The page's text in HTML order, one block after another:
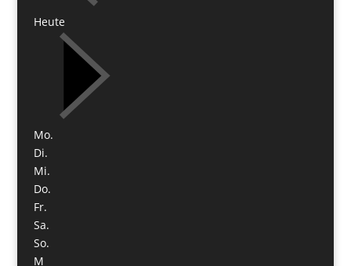
Heute
Mo.
Di.
Mi.
Do.
Fr.
Sa.
So.
M